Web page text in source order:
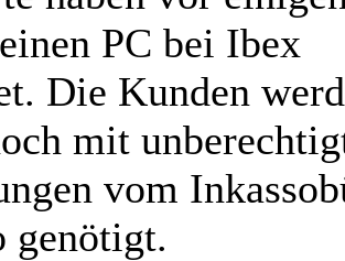
PC bei Ibex
Die Kunden
mit
vom
genötigt.